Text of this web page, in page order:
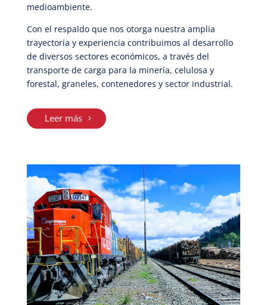
medioambiente.
Con el respaldo que nos otorga nuestra amplia
trayectoria y experiencia contribuimos al desarrollo
de diversos sectores económicos, a través del
transporte de carga para la minería, celulosa y
forestal, graneles, contenedores y sector industrial.
Leer más